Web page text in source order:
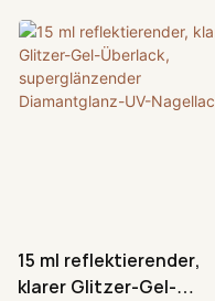
Nagellack
15 ml reflektierender,
klarer Glitzer-Gel-